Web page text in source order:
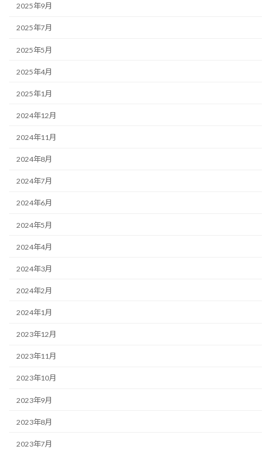
2025年9月
2025年7月
2025年5月
2025年4月
2025年1月
2024年12月
2024年11月
2024年8月
2024年7月
2024年6月
2024年5月
2024年4月
2024年3月
2024年2月
2024年1月
2023年12月
2023年11月
2023年10月
2023年9月
2023年8月
2023年7月